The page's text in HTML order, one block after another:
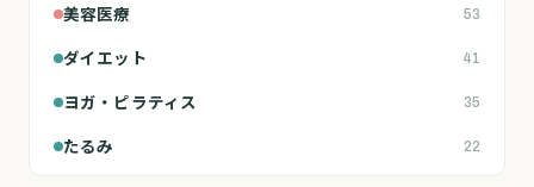
美容医療 53
ダイエット 41
ヨガ・ピラティス 35
たるみ 22